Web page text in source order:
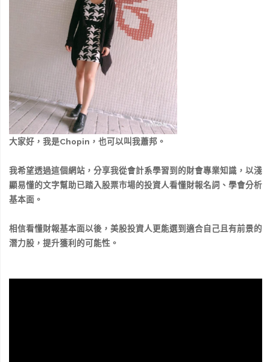
大家好，我是Chopin，也可以叫我蕭邦。
我希望透過這個網站，分享我從會計系學習到的財會專業知識，以淺
顯易懂的文字幫助已踏入股票市場的投資人看懂財報名詞、學會分析
基本面。
相信看懂財報基本面以後，美股投資人更能選到適合自己且有前景的
潛力股，提升獲利的可能性。